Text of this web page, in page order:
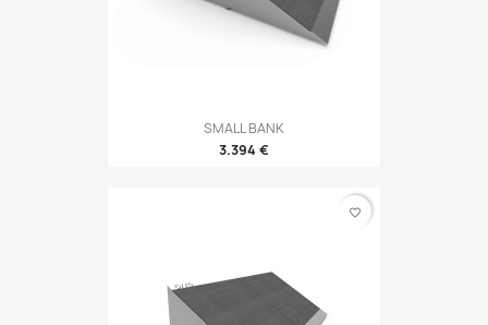
SMALL BANK
3.394 €
favorite_border